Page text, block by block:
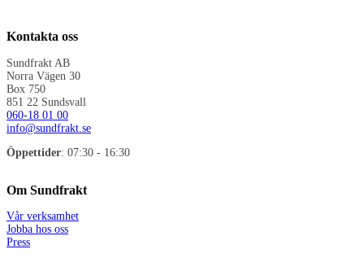
Kontakta oss
Sundfrakt AB
Norra Vägen 30
Box 750
851 22 Sundsvall
060-18 01 00
info@sundfrakt.se
Öppettider: 07:30 - 16:30
Om Sundfrakt
Vår verksamhet
Jobba hos oss
Press